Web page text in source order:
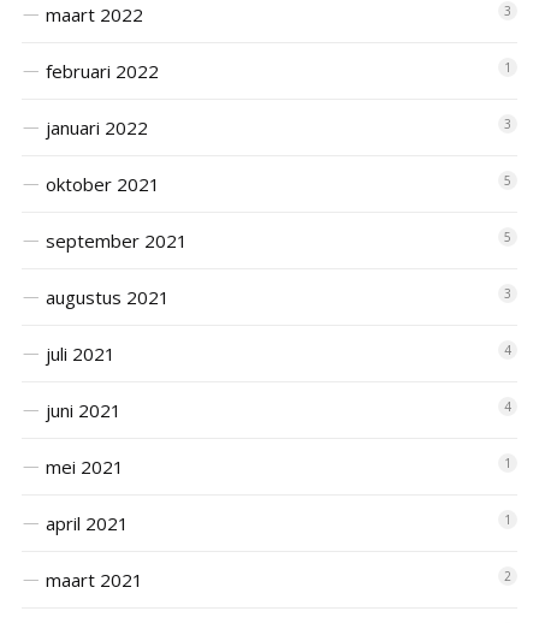
maart 2022 3
februari 2022 1
januari 2022 3
oktober 2021 5
september 2021 5
augustus 2021 3
juli 2021 4
juni 2021 4
mei 2021 1
april 2021 1
maart 2021 2